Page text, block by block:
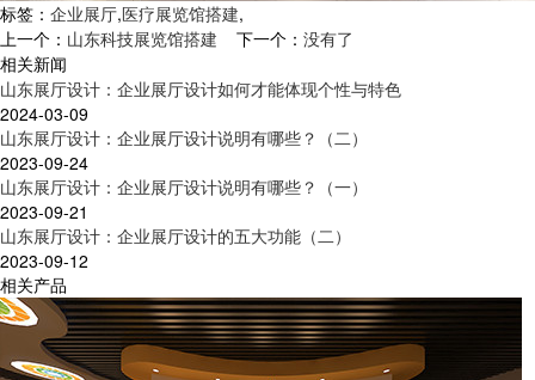
标签： 企业展厅,医疗展览馆搭建,
上一个： 山东科技展览馆搭建 下一个： 没有了
相关新闻
山东展厅设计：企业展厅设计如何才能体现个性与特色
2024-03-09
山东展厅设计：企业展厅设计说明有哪些？（二）
2023-09-24
山东展厅设计：企业展厅设计说明有哪些？（一）
2023-09-21
山东展厅设计：企业展厅设计的五大功能（二）
2023-09-12
相关产品